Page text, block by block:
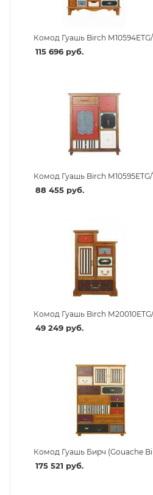
Комод Гуашь Birch M10594ETG/
115 696руб.
Комод Гуашь Birch M10595ETG/
88 455руб.
Комод Гуашь Birch M20010ETG/
49 249руб.
Комод Гуашь Бирч (Gouache
175 521 руб.